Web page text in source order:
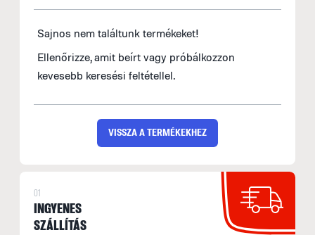
Sajnos nem találtunk termékeket!
Ellenőrizze, amit beírt vagy próbálkozzon
kevesebb keresési feltétellel.
VISSZA A TERMÉKEKHEZ
01
INGYENES
SZÁLLÍTÁS